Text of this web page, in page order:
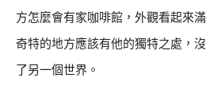
方怎麼會有家咖啡館，外觀看起來
奇特的地方應該有他的獨特之處，
了另一個世界。